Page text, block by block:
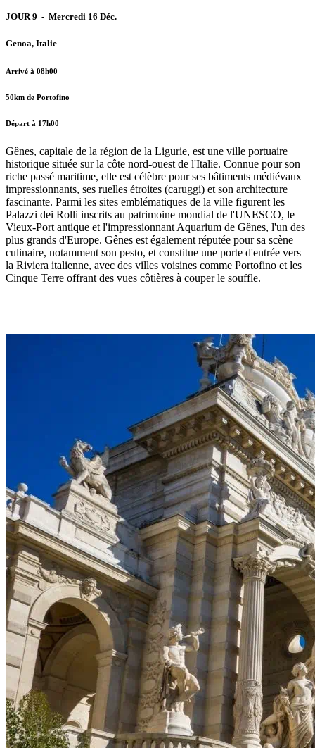
JOUR 9 - Mercredi 16 Déc.
Genoa, Italie
Arrivé à 08h00
50km de Portofino
Départ à 17h00
Gênes, capitale de la région de la Ligurie, est une ville portuaire
historique située sur la côte nord-ouest de l'Italie. Connue pour son
riche passé maritime, elle est célèbre pour ses bâtiments médiévaux
impressionnants, ses ruelles étroites (caruggi) et son architecture
fascinante. Parmi les sites emblématiques de la ville figurent les
Palazzi dei Rolli inscrits au patrimoine mondial de l'UNESCO, le
Vieux-Port antique et l'impressionnant Aquarium de Gênes, l'un des
plus grands d'Europe. Gênes est également réputée pour sa scène
culinaire, notamment son pesto, et constitue une porte d'entrée vers
la Riviera italienne, avec des villes voisines comme Portofino et les
Cinque Terre offrant des vues côtières à couper le souffle.